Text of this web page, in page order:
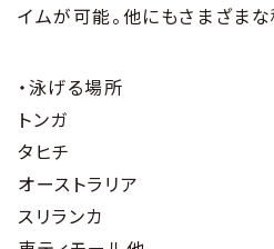
イムが可能。他にもさまざま
・泳げる場所
トンガ
タヒチ
オーストラリア
スリランカ